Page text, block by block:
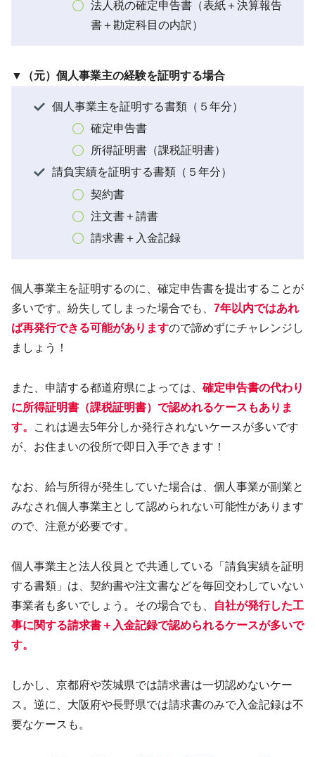
法人税の確定申告書（表紙＋決算報告
書＋勘定科目の内訳）
▼（元）個人事業主の経験を証明する場合
個人事業主を証明する書類（５年分）
確定申告書
所得証明書（課税証明書）
請負実績を証明する書類（５年分）
契約書
注文書＋請書
請求書＋入金記録
個人事業主を証明するのに、確定申告書を提出することが
多いです。紛失してしまった場合でも、 7年以内ではあれ
ば再発行できる可能がありますので諦めずにチャレンジし
ましょう！
また、申請する都道府県によっては、 確定申告書の代わり
に所得証明書（課税証明書）で認めれるケースもありま
す。
これは過去5年分しか発行されないケースが多いです
が、お住まいの役所で即日入手できます！
なお、給与所得が発生していた場合は、個人事業が副業と
みなされ個人事業主として認められない可能性があります
ので、注意が必要です。
個人事業主と法人役員とで共通している「請負実績を証明
する書類」は、契約書や注文書などを毎回交わしていない
事業者も多いでしょう。その場合でも、
自社が発行した工
事に関する請求書＋入金記録で認められるケースが多いで
す。
しかし、京都府や茨城県では請求書は一切認めないケー
ス。逆に、大阪府や長野県では請求書のみで入金記録は不
要なケースも。